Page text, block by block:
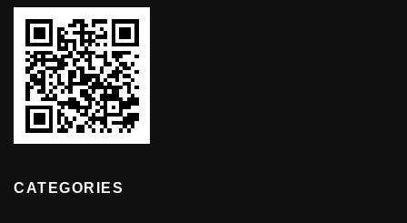
CATEGORIES